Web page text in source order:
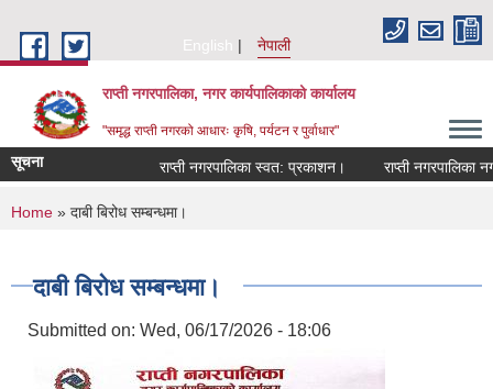
English
नेपाली
राप्ती नगरपालिका, नगर कार्यपालिकाको कार्यालय
"समृद्ध राप्ती नगरको आधारः कृषि, पर्यटन र पुर्वाधार"
सूचना राप्ती नगरपालिका स्वत: प्रकाशन। राप्ती नगरपालिका
You are here
Home » दाबी बिरोध सम्बन्धमा।
दाबी बिरोध सम्बन्धमा।
Submitted on: Wed, 06/17/2026 - 18:06